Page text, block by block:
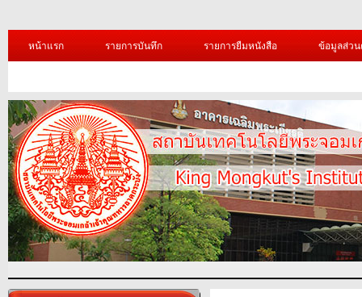
หน้าแรก รายการบันทึก รายการยืมหนังสือ ข้อมูลส่ว